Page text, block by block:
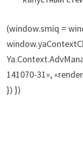
(window.smiq =
141070-31»,
}) })